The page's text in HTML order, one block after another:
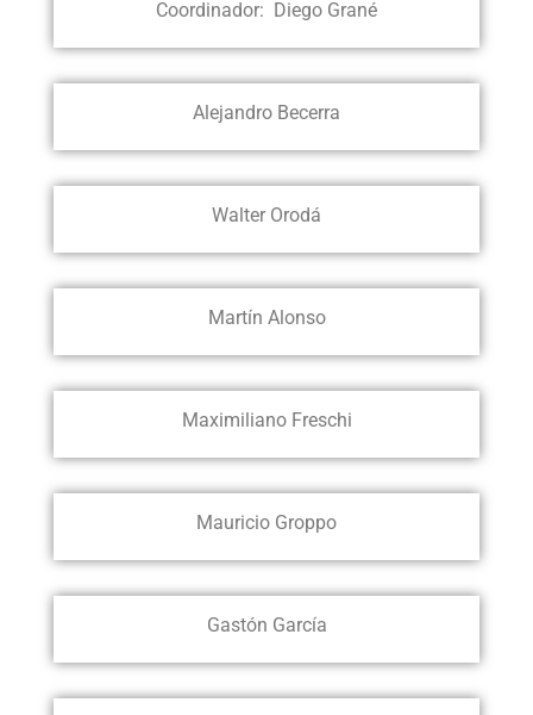
Coordinador: Diego Grané
Alejandro Becerra
Walter Orodá
Martín Alonso
Maximiliano Freschi
Mauricio Groppo
Gastón García